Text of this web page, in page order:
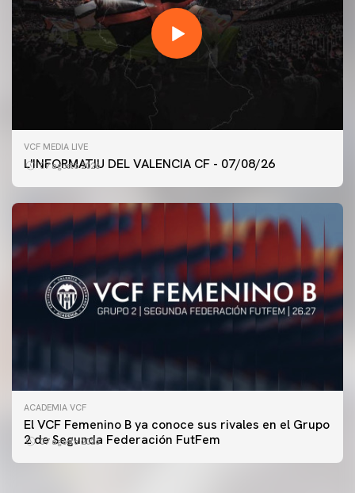
VCF MEDIA LIVE
L'INFORMATIU DEL VALENCIA CF - 07/08/26
07 agosto 2026
ACADEMIA VCF
El VCF Femenino B ya conoce sus rivales en el Grupo
2 de Segunda Federación FutFem
07 agosto 2026
PRIMER EQUIPO
ENTRENAMIENTO DEL VALENCIA CF 7/8/2026